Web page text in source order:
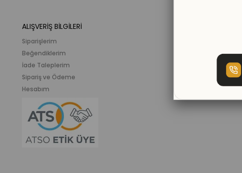
ALIŞVERİŞ BİLGİLERİ
Siparişlerim
Beğendiklerim
İade Taleplerim
Sipariş ve Ödeme
Hesabım
Meslek ve İlgi Köşeleri
Eğitici Plastik Oyuncak